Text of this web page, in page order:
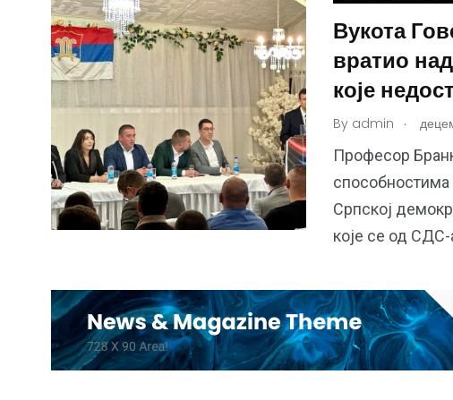
Вукота
вратио
које
By admin .
Професор
способностима
Српској
које се од СДС-